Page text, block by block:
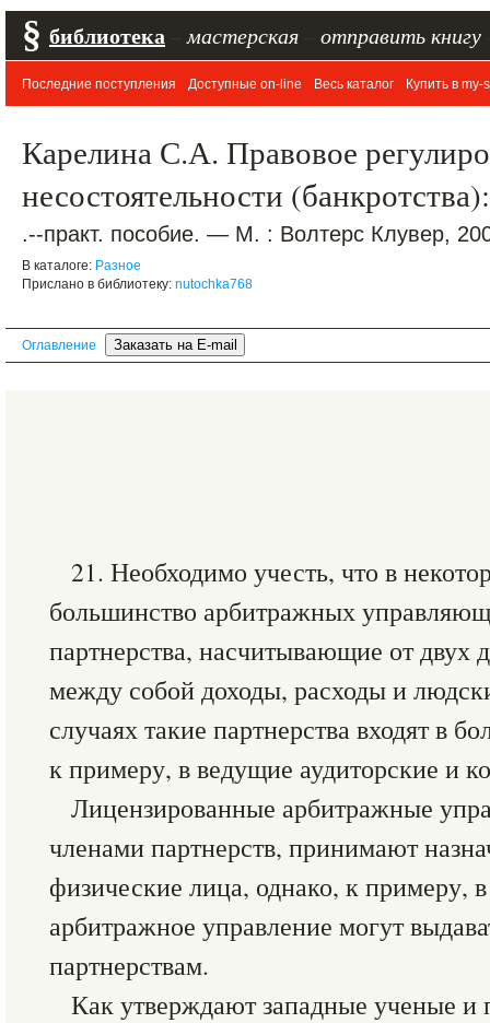
§ библиотека мастерская отправить книгу
Последние поступления Доступные on-line Весь каталог Купить в my-
Карелина С.А. Правовое
несостоятельности
.--практ. пособие. — М. : Волтерс Клувер,
В каталоге: Разное
Прислано в библиотеку: nutochka768
Оглавление
21. Необходимо учесть, что в
большинство арбитражных
партнерства, насчитывающие от двух
между собой доходы, расходы и
случаях такие партнерства входят в
к примеру, в ведущие аудиторские и
Лицензированные арбитражные
членами партнерств, принимают
физические лица, однако, к примеру,
арбитражное управление могут
партнерствам.
Как утверждают западные ученые и